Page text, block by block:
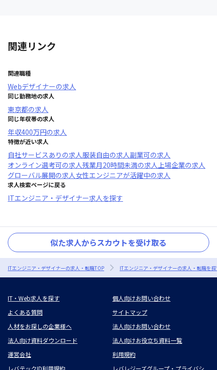
関連リンク
関連職種
Webデザイナーの求人
同じ勤務地の求人
東京都の求人
同じ年収帯の求人
年収400万円の求人
特徴が近い求人
自社サービスあり の求人服装自由の求人副業可の求人
オンライン選考可の求人残業月20時間未満の求人上場企業の求人
グローバル展開の求人女性エンジニアが活躍中の求人
求人検索ページに戻る
ITエンジニア・デザイナー求人を探す
似た求人からスカウトを受け取る
ITエンジニア・デザイナーの求人・転職TOP ITエンジニア・デザイナーの求人・転職を
IT・Web求人を探す
個人向けお問い合わせ
よくある質問
サイトマップ
人材をお探しの企業様へ
法人向けお問い合わせ
法人向け資料ダウンロード
法人向けお役立ち資料一覧
運営会社
利用規約
レバテックID利用規約
レバレジーズグループ・プライバシ